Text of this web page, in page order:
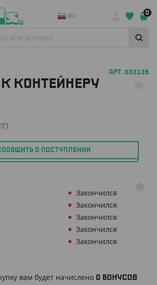
RU 0
КОНТЕЙНЕРУ
АРТ. 033139
О ПОСТУПЛЕНИИ
Закончился
Закончился
Закончился
Закончился
Закончился
вам будет начислено 0 бонусов